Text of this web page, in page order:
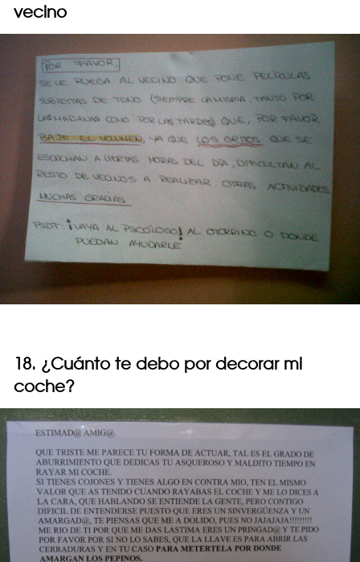
vecino
18. ¿Cuánto te debo por decorar mi
coche?